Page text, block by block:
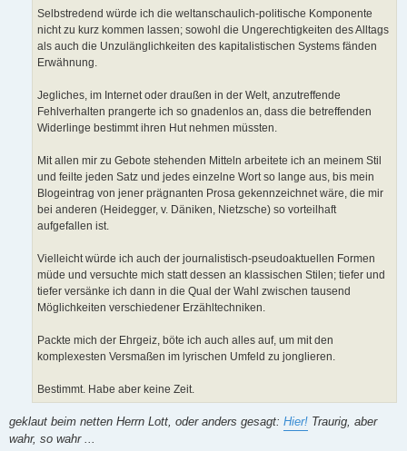
Selbstredend würde ich die weltanschaulich-politische Komponente
nicht zu kurz kommen lassen; sowohl die Ungerechtigkeiten des Alltags
als auch die Unzulänglichkeiten des kapitalistischen Systems fänden
Erwähnung.
Jegliches, im Internet oder draußen in der Welt, anzutreffende
Fehlverhalten prangerte ich so gnadenlos an, dass die betreffenden
Widerlinge bestimmt ihren Hut nehmen müssten.
Mit allen mir zu Gebote stehenden Mitteln arbeitete ich an meinem Stil
und feilte jeden Satz und jedes einzelne Wort so lange aus, bis mein
Blogeintrag von jener prägnanten Prosa gekennzeichnet wäre, die mir
bei anderen (Heidegger, v. Däniken, Nietzsche) so vorteilhaft
aufgefallen ist.
Vielleicht würde ich auch der journalistisch-pseudoaktuellen Formen
müde und versuchte mich statt dessen an klassischen Stilen; tiefer und
tiefer versänke ich dann in die Qual der Wahl zwischen tausend
Möglichkeiten verschiedener Erzähltechniken.
Packte mich der Ehrgeiz, böte ich auch alles auf, um mit den
komplexesten Versmaßen im lyrischen Umfeld zu jonglieren.
Bestimmt. Habe aber keine Zeit.
geklaut beim netten Herrn Lott, oder anders gesagt: Hier! Traurig, aber
wahr, so wahr ...